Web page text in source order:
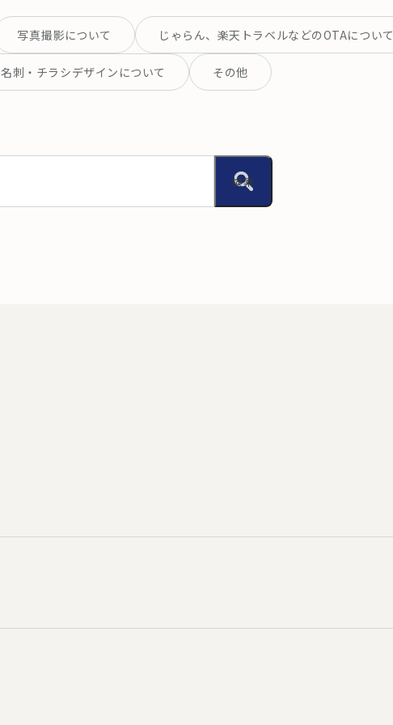
写真撮影について じゃらん、楽天トラベルなどのOTAについて
名刺・チラシデザインについて その他